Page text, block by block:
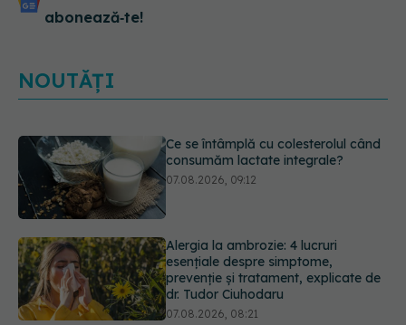
abonează‑te!
NOUTĂȚI
Alergia la ambrozie: 4 lucruri
esențiale despre simptome,
prevenție și tratament, explicate de
EXCLUSIV Brahiterapie vs
radioterapie externă în cancerul
ginecologic. Dr. Sorin Bogdan
(SANADOR) explică diferența și
cum acționează tratamentul